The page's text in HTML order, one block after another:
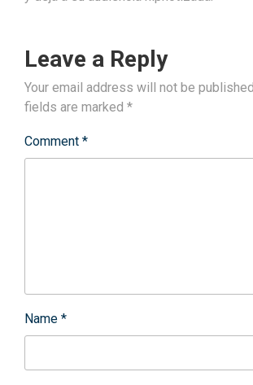
Leave a Reply
Your email address will not be
fields are marked *
Comment *
Name *